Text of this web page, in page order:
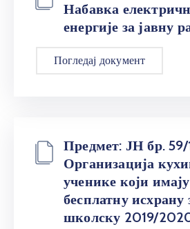
Набавка
енергије за јавну
Погледај документ
Предмет: ЈН бр. 59/
Организација
ученике који имају
бесплатну исхрану
школску 2019/